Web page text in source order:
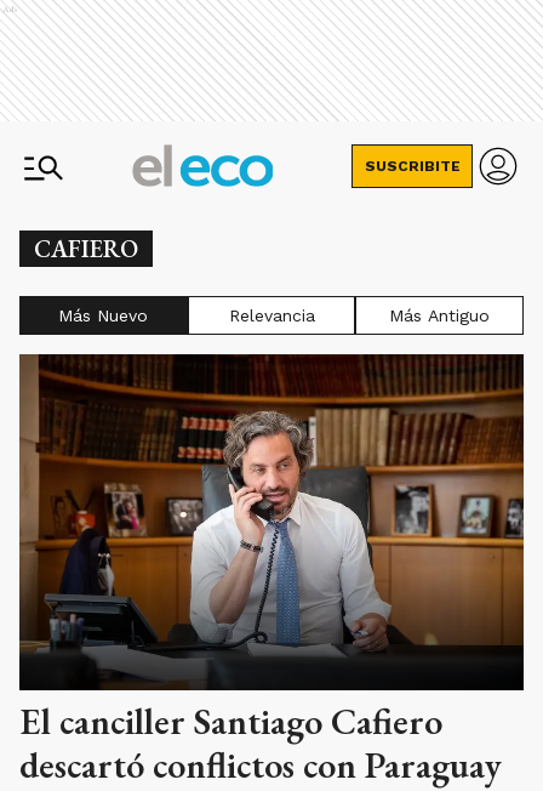
Ads
SUSCRIBITE
CAFIERO
Más Nuevo Relevancia Más Antiguo
El canciller Santiago Cafiero
descartó conflictos con Paraguay